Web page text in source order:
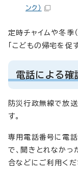
ンク）
定時チャイムや冬
「こどもの帰宅を促
電話による確
防災行政無線で放
す。
専用電話番号に電
で、聞きとれなか
合などにご利用くだ